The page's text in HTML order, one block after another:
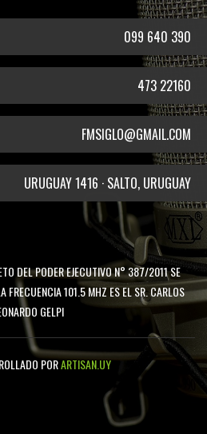
099 640 390
473 22160
FMSIGLO@GMAIL.COM
URUGUAY 1416 · SALTO, URUGUAY
DEL PODER EJECUTIVO N° 387/2011 SE
FRECUENCIA 101.5 MHZ ES EL SR. CARLOS
GELPI
PORARTISAN.UY